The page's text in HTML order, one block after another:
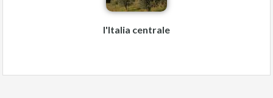
l'Italia centrale